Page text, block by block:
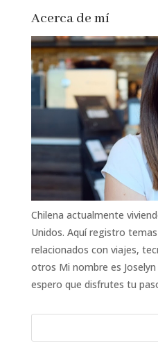
Acerca de mí
Chilena actualmente
Unidos. Aquí registro
relacionados con viajes,
otros Mi nombre es
espero que disfrutes tu